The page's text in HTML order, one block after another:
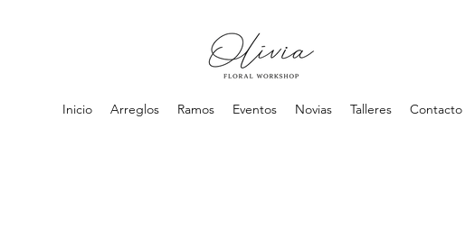
Inicio Arreglos Ramos Eventos Novias Talleres Contacto